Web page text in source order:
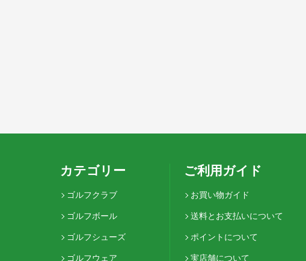
カテゴリー
ゴルフクラブ
ゴルフボール
ゴルフシューズ
ゴルフウェア
ご利用ガイド
お買い物ガイド
送料とお支払いについて
ポイントについて
実店舗について